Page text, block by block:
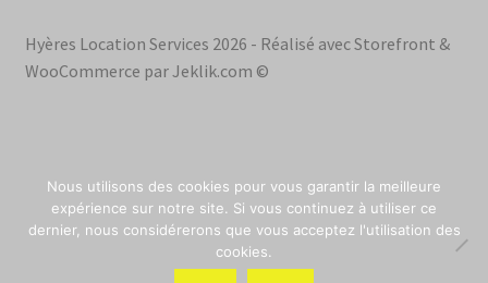
Hyères Location Services 2026 - Réalisé avec Storefront &
WooCommerce par Jeklik.com ©
Nous utilisons des cookies pour vous garantir la meilleure
expérience sur notre site. Si vous continuez à utiliser ce
dernier, nous considérerons que vous acceptez l'utilisation des
cookies.